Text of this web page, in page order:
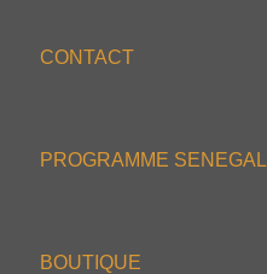
CONTACT
PROGRAMME SENEGAL
BOUTIQUE